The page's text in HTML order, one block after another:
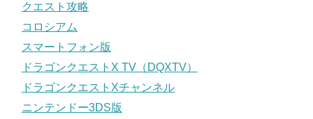
クエスト攻略
コロシアム
スマートフォン版
ドラゴンクエストX TV（DQXTV）
ドラゴンクエストXチャンネル
ニンテンドー3DS版